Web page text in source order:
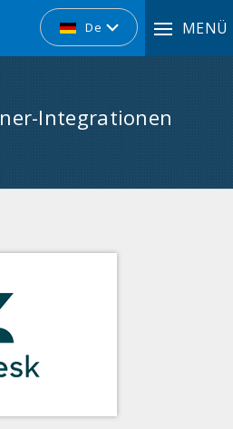
De MENÜ
Integrationen